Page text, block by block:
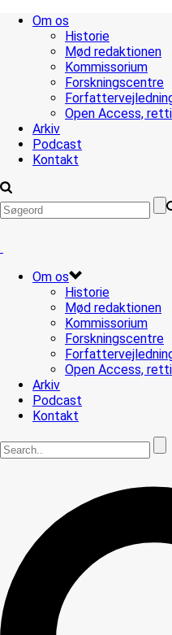
Om os
Historie
Mød redaktionen
Kommissorium
Forskningscentre
Open Access,
Arkiv
Podcast
Kontakt
Om os
Historie
Mød redaktionen
Kommissorium
Forskningscentre
Open Access,
Arkiv
Podcast
Kontakt